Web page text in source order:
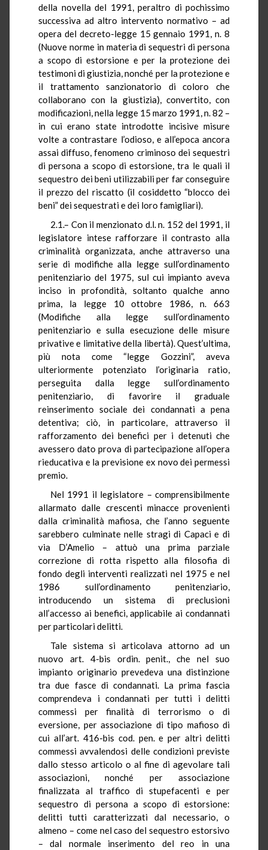
della novella del 1991, peraltro di pochissimo
successiva ad altro intervento normativo – ad
opera del decreto-legge 15 gennaio 1991, n. 8
(Nuove norme in materia di sequestri di persona
a scopo di estorsione e per la protezione dei
testimoni di giustizia, nonché per la protezione e
il trattamento sanzionatorio di coloro che
collaborano con la giustizia), convertito, con
modificazioni, nella legge 15 marzo 1991, n. 82 –
in cui erano state introdotte incisive misure
volte a contrastare l’odioso, e all’epoca ancora
assai diffuso, fenomeno criminoso dei sequestri
di persona a scopo di estorsione, tra le quali il
sequestro dei beni utilizzabili per far conseguire
il prezzo del riscatto (il cosiddetto “blocco dei
beni” dei sequestrati e dei loro famigliari).
2.1.– Con il menzionato d.l. n. 152 del 1991, il
legislatore intese rafforzare il contrasto alla
criminalità organizzata, anche attraverso una
serie di modifiche alla legge sull’ordinamento
penitenziario del 1975, sul cui impianto aveva
inciso in profondità, soltanto qualche anno
prima, la legge 10 ottobre 1986, n. 663
(Modifiche alla legge sull’ordinamento
penitenziario e sulla esecuzione delle misure
privative e limitative della libertà). Quest’ultima,
più nota come “legge Gozzini”, aveva
ulteriormente potenziato l’originaria ratio,
perseguita dalla legge sull’ordinamento
penitenziario, di favorire il graduale
reinserimento sociale dei condannati a pena
detentiva; ciò, in particolare, attraverso il
rafforzamento dei benefici per i detenuti che
avessero dato prova di partecipazione all’opera
rieducativa e la previsione ex novo dei permessi
premio.
Nel 1991 il legislatore – comprensibilmente
allarmato dalle crescenti minacce provenienti
dalla criminalità mafiosa, che l’anno seguente
sarebbero culminate nelle stragi di Capaci e di
via D’Amelio – attuò una prima parziale
correzione di rotta rispetto alla filosofia di
fondo degli interventi realizzati nel 1975 e nel
1986 sull’ordinamento penitenziario,
introducendo un sistema di preclusioni
all’accesso ai benefici, applicabile ai condannati
per particolari delitti.
Tale sistema si articolava attorno ad un
nuovo art. 4-bis ordin. penit., che nel suo
impianto originario prevedeva una distinzione
tra due fasce di condannati. La prima fascia
comprendeva i condannati per tutti i delitti
commessi per finalità di terrorismo o di
eversione, per associazione di tipo mafioso di
cui all’art. 416-bis cod. pen. e per altri delitti
commessi avvalendosi delle condizioni previste
dallo stesso articolo o al fine di agevolare tali
associazioni, nonché per associazione
finalizzata al traffico di stupefacenti e per
sequestro di persona a scopo di estorsione:
delitti tutti caratterizzati dal necessario, o
almeno – come nel caso del sequestro estorsivo
– dal normale inserimento del reo in una